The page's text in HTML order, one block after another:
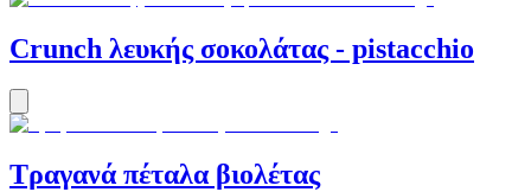
Crunch λευκής σοκολάτας - pistacchio
Τραγανά πέταλα βιολέτας